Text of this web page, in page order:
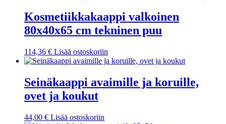
Kosmetiikkakaappi valkoinen
80x40x65 cm tekninen puu
114,36 € Lisää ostoskoriin
Seinäkaappi avaimille ja koruille,
ovet ja koukut
44,00 € Lisää ostoskoriin